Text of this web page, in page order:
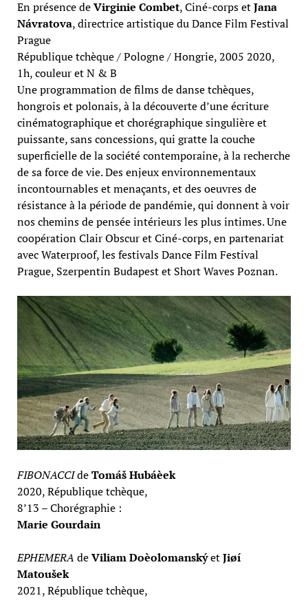
En présence deVirginie Combet, Ciné-corps etJana
Návratova, directrice artistique du Dance Film Festival
Prague
République tchèque / Pologne / Hongrie, 2005 2020,
1h, couleur et N & B
Une programmation de films de danse tchèques,
hongrois et polonais, à la découverte d’une écriture
cinématographique et chorégraphique singulière et
puissante, sans concessions, qui gratte la couche
superficielle de la société contemporaine, à la recherche
de sa force de vie. Des enjeux environnementaux
incontournables et menaçants, et des oeuvres de
résistance à la période de pandémie, qui donnent à voir
nos chemins de pensée intérieurs les plus intimes. Une
coopération Clair Obscur et Ciné-corps, en partenariat
avec Waterproof, les festivals Dance Film Festival
Prague, Szerpentin Budapest et Short Waves Poznan.
FIBONACCIdeTomáš Hubáèek
2020, République tchèque,
8’13 – Chorégraphie :
Marie Gourdain
EPHEMERA deViliam DoèolomanskýetJiøí
Matoušek
2021, République tchèque,